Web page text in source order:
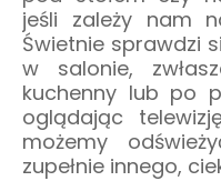
jeśli zależy nam
Świetnie sprawdzi
w salonie,
kuchenny lub po
oglądając
możemy
zupełnie innego,